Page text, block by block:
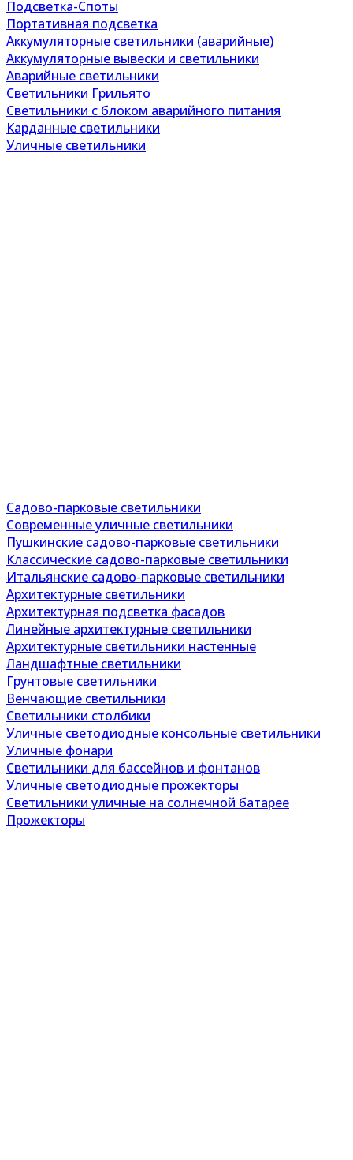
Подсветка-Споты
Портативная подсветка
Аккумуляторные светильники (аварийные)
Аккумуляторные вывески и светильники
Аварийные светильники
Светильники Грильято
Светильники с блоком аварийного питания
Карданные светильники
Уличные светильники
Садово-парковые светильники
Современные уличные светильники
Пушкинские садово-парковые светильники
Классические садово-парковые светильники
Итальянские садово-парковые светильники
Архитектурные светильники
Архитектурная подсветка фасадов
Линейные архитектурные светильники
Архитектурные светильники настенные
Ландшафтные светильники
Грунтовые светильники
Венчающие светильники
Светильники столбики
Уличные светодиодные консольные светильники
Уличные фонари
Светильники для бассейнов и фонтанов
Уличные светодиодные прожекторы
Светильники уличные на солнечной батарее
Прожекторы